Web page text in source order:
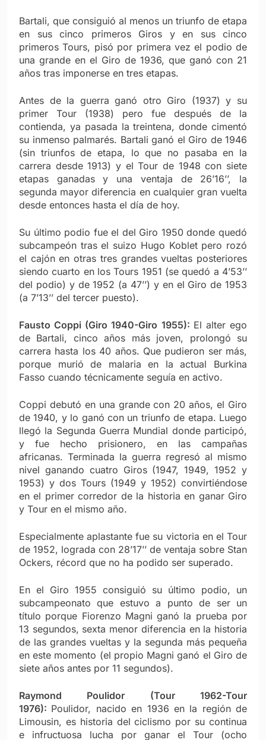
Bartali, que consiguió al menos un triunfo de etapa
en sus cinco primeros Giros y en sus cinco
primeros Tours, pisó por primera vez el podio de
una grande en el Giro de 1936, que ganó con 21
años tras imponerse en tres etapas.
Antes de la guerra ganó otro Giro (1937) y su
primer Tour (1938) pero fue después de la
contienda, ya pasada la treintena, donde cimentó
su inmenso palmarés. Bartali ganó el Giro de 1946
(sin triunfos de etapa, lo que no pasaba en la
carrera desde 1913) y el Tour de 1948 con siete
etapas ganadas y una ventaja de 26’16’’, la
segunda mayor diferencia en cualquier gran vuelta
desde entonces hasta el día de hoy.
Su último podio fue el del Giro 1950 donde quedó
subcampeón tras el suizo Hugo Koblet pero rozó
el cajón en otras tres grandes vueltas posteriores
siendo cuarto en los Tours 1951 (se quedó a 4’53’’
del podio) y de 1952 (a 47’’) y en el Giro de 1953
(a 7’13’’ del tercer puesto).
Fausto Coppi (Giro 1940-Giro 1955): El alter ego
de Bartali, cinco años más joven, prolongó su
carrera hasta los 40 años. Que pudieron ser más,
porque murió de malaria en la actual Burkina
Fasso cuando técnicamente seguía en activo.
Coppi debutó en una grande con 20 años, el Giro
de 1940, y lo ganó con un triunfo de etapa. Luego
llegó la Segunda Guerra Mundial donde participó,
y fue hecho prisionero, en las campañas
africanas. Terminada la guerra regresó al mismo
nivel ganando cuatro Giros (1947, 1949, 1952 y
1953) y dos Tours (1949 y 1952) convirtiéndose
en el primer corredor de la historia en ganar Giro
y Tour en el mismo año.
Especialmente aplastante fue su victoria en el Tour
de 1952, lograda con 28’17’’ de ventaja sobre Stan
Ockers, récord que no ha podido ser superado.
En el Giro 1955 consiguió su último podio, un
subcampeonato que estuvo a punto de ser un
título porque Fiorenzo Magni ganó la prueba por
13 segundos, sexta menor diferencia en la historia
de las grandes vueltas y la segunda más pequeña
en este momento (el propio Magni ganó el Giro de
siete años antes por 11 segundos).
Raymond Poulidor (Tour 1962-Tour
1976): Poulidor, nacido en 1936 en la región de
Limousin, es historia del ciclismo por su continua
e infructuosa lucha por ganar el Tour (ocho